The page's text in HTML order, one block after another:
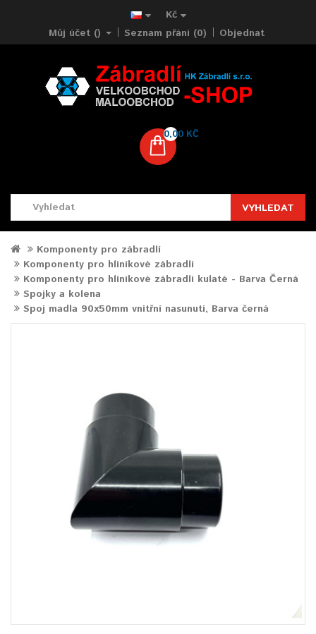
Kč
Můj účet ()
Seznam přání (0) Objednat
0,00 KČ
VYHLEDAT
Komponenty pro zábradlí
Komponenty pro hliníkové zábradlí
Komponenty pro hliníkové zábradlí kulaté - Barva Černá
Spojky a kolena
Spoj madla 90x50mm vnitřní nasunutí, Barva černá